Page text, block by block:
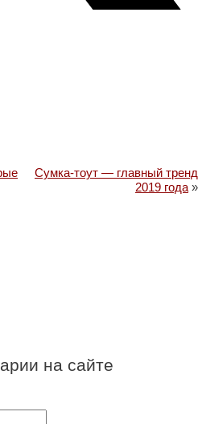
Сумка-тоут — главный тренд
2019 года »
на сайте